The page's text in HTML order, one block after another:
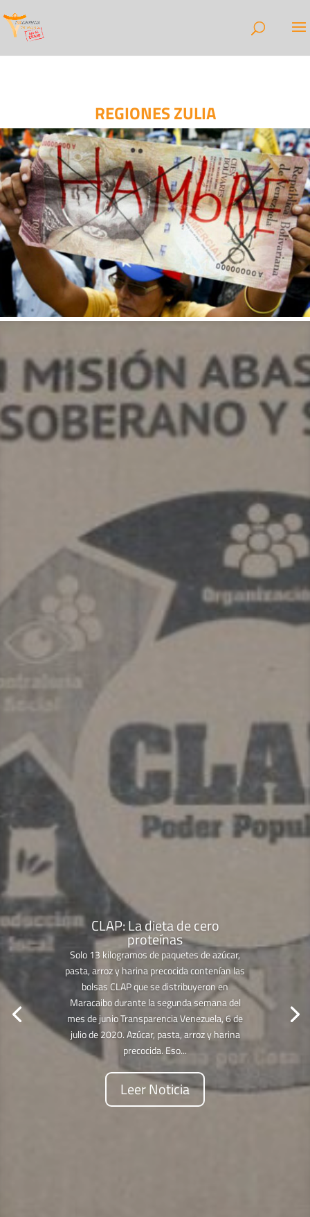
REGIONES ZULIA
CLAP: La dieta de cero
proteínas
Solo 13 kilogramos de paquetes de azúcar,
pasta, arroz y harina precocida contenían las
bolsas CLAP que se distribuyeron en
Maracaibo durante la segunda semana del
mes de junio Transparencia Venezuela, 6 de
julio de 2020. Azúcar, pasta, arroz y harina
precocida. Eso...
Leer Noticia